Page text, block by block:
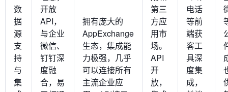
数
据
源
支
持
与
集
开放
API，
与企业
微信、
钉钉深
度融
合，易
拥有庞大的
AppExchange
生态，集成能
力极强，几乎
可以连接所有
主流企业应
第三
方应
用市
场。
API
开
放，
电话
等前
端获
客工
具深
度集
成，